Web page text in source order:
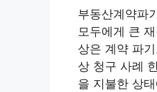
부동산계약파
모두에게 큰
상은 계약 파
상 청구 사례
을 지불한 상